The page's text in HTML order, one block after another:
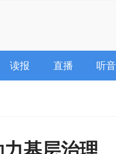
读报 直播 听音